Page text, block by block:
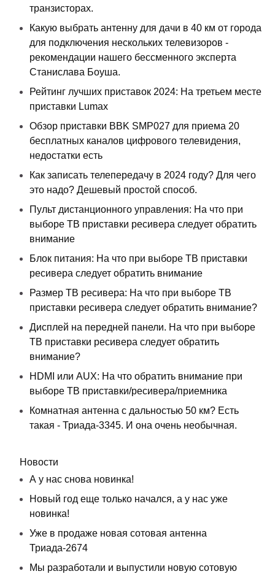
транзисторах.
Какую выбрать антенну для дачи в 40 км от города
для подключения нескольких телевизоров -
рекомендации нашего бессменного эксперта
Станислава Боуша.
Рейтинг лучших приставок 2024: На третьем месте
приставки Lumax
Обзор приставки BBK SMP027 для приема 20
бесплатных каналов цифрового телевидения,
недостатки есть
Как записать телепередачу в 2024 году? Для чего
это надо? Дешевый простой способ.
Пульт дистанционного управления: На что при
выборе ТВ приставки ресивера следует обратить
внимание
Блок питания: На что при выборе ТВ приставки
ресивера следует обратить внимание
Размер ТВ ресивера: На что при выборе ТВ
приставки ресивера следует обратить внимание?
Дисплей на передней панели. На что при выборе
ТВ приставки ресивера следует обратить
внимание?
HDMI или AUX: На что обратить внимание при
выборе ТВ приставки/ресивера/приемника
Комнатная антенна с дальностью 50 км? Есть
такая - Триада-3345. И она очень необычная.
Новости
А у нас снова новинка!
Новый год еще только начался, а у нас уже
новинка!
Уже в продаже новая сотовая антенна
Триада-2674
Мы разработали и выпустили новую сотовую